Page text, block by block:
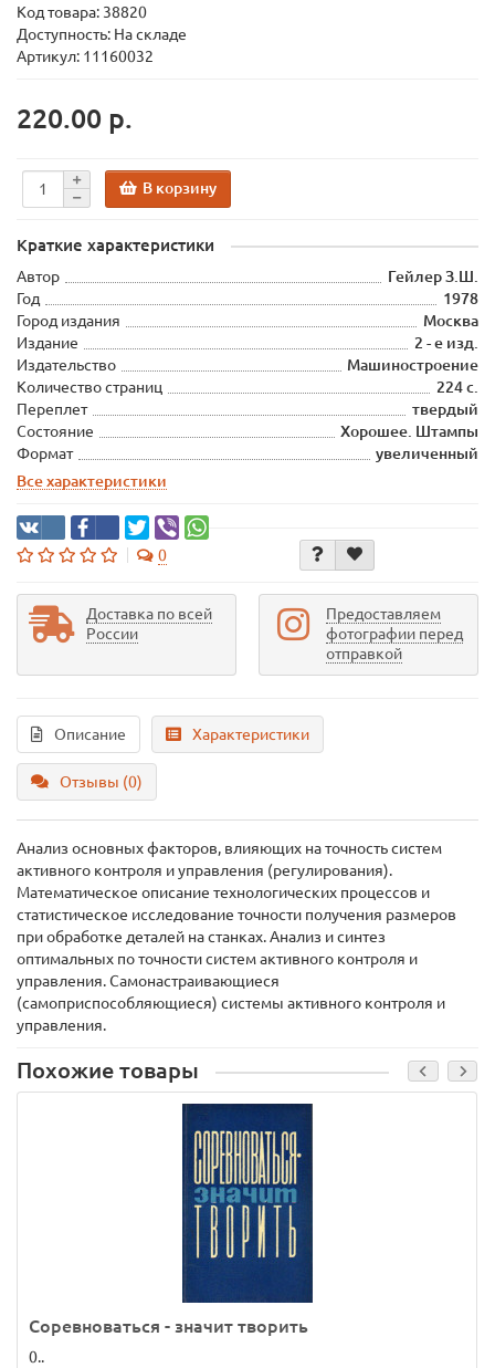
Код товара: 38820
Доступность: На складе
Артикул: 11160032
220.00 р.
В корзину
Краткие характеристики
Автор
Гейлер З.Ш.
Год
1978
Город издания
Москва
Издание
2 - е изд.
Издательство
Машиностроение
Количество страниц
224 с.
Переплет
твердый
Состояние
Хорошее. Штампы
Формат
увеличенный
Все характеристики
0
Доставка по всей
России
Предоставляем
фотографии перед
отправкой
Описание Характеристики
Отзывы (0)
Анализ основных факторов, влияющих на точность систем
активного контроля и управления (регулирования).
Математическое описание технологических процессов и
статистическое исследование точности получения размеров
при обработке деталей на станках. Анализ и синтез
оптимальных по точности систем активного контроля и
управления. Самонастраивающиеся
(самоприспособляющиеся) системы активного контроля и
управления.
Похожие товары
Соревноваться - значит творить
0..